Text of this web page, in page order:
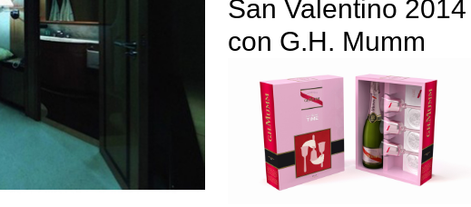
San Valentino 2014
con G.H. Mumm